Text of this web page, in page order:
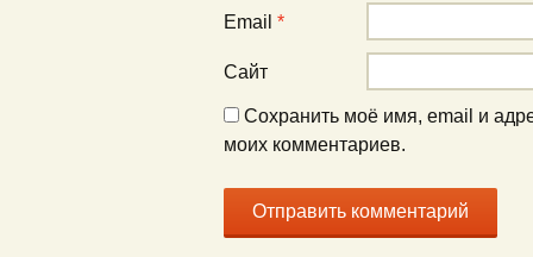
Email *
Сайт
Сохранить моё имя, email и
моих комментариев.